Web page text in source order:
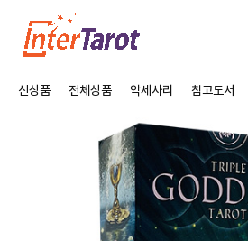
신상품 전체상품 악세사리 참고도서